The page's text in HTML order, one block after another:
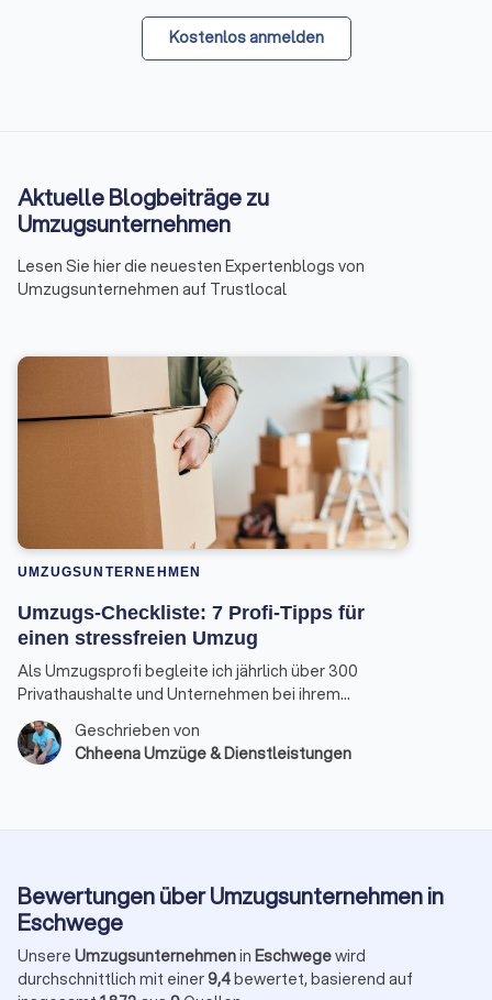
Kostenlos anmelden
Aktuelle Blogbeiträge zu
Umzugsunternehmen
Lesen Sie hier die neuesten Expertenblogs von
Umzugsunternehmen auf Trustlocal
UMZUGSUNTERNEHMEN
Umzugs-Checkliste: 7 Profi-Tipps für
einen stressfreien Umzug
Als Umzugsprofi begleite ich jährlich über 300
Privathaushalte und Unternehmen bei ihrem
Ortswechsel. Die gute Nachricht: Mit der richtigen
Umzugsplanung kann der Tag nahezu reibungslos
und entspannt ablaufen.
Geschrieben von
Chheena Umzüge & Dienstleistungen
Bewertungen über Umzugsunternehmen in
Eschwege
Unsere Umzugsunternehmenin Eschwegewird
durchschnittlich mit einer9,4bewertet, basierend auf